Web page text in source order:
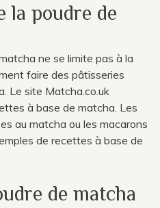
la poudre de
ne se limite pas à la
faire des pâtisseries
Le site Matcha.co.uk
à base de matcha. Les
au matcha ou les macarons
de recettes à base de
de matcha